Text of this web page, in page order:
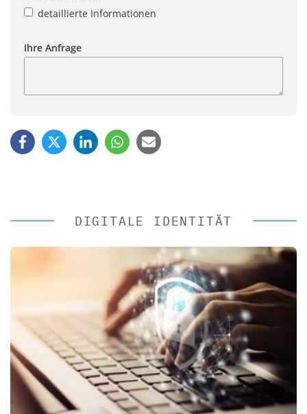
detaillierte Informationen
Ihre Anfrage
DIGITALE IDENTITÄT